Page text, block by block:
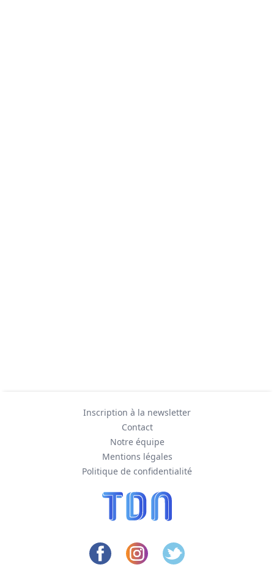
Inscription à la newsletter
Contact
Notre équipe
Mentions légales
Politique de confidentialité